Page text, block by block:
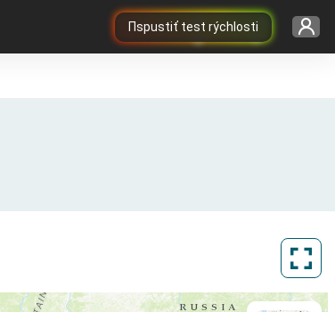
Пspustiť test rýchlosti